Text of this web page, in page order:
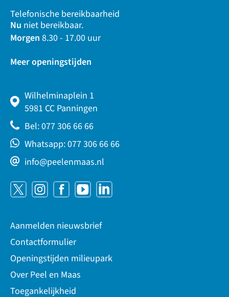
Telefonische bereikbaarheid
Nu niet bereikbaar.
Morgen 8.30 - 17.00 uur
Meer openingstijden
Wilhelminaplein 1
5981 CC Panningen
Bel: 077 306 66 66
Whatsapp: 077 306 66 66
info@peelenmaas.nl
Aanmelden nieuwsbrief
Contactformulier
Openingstijden milieupark
Over Peel en Maas
Toegankelijkheid